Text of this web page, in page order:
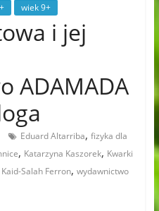
wiek 9+
i jej
ADAMADA
Eduard Altarriba, fizyka dla
, Katarzyna Kaszorek, Kwarki
Salah Ferron, wydawnictwo